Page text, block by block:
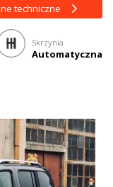
techniczne
Skrzynia
Automatyczna